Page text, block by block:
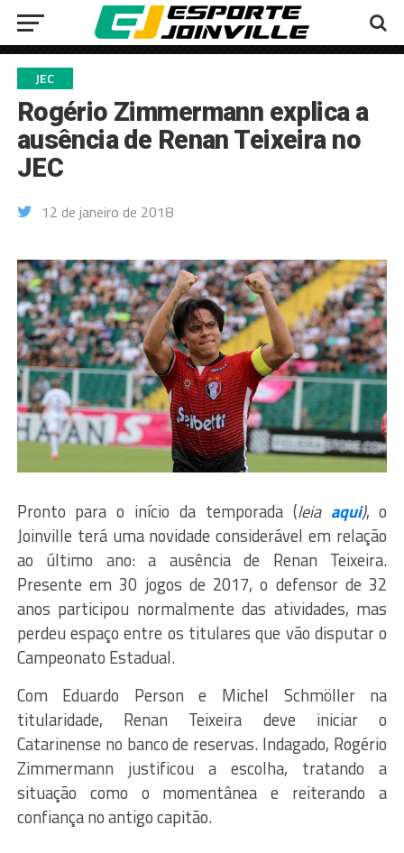
JEC
Rogério Zimmermann explica a
ausência de Renan Teixeira no
JEC
12 de janeiro de 2018
Pronto para o início da temporada (leia aqui), o
Joinville terá uma novidade considerável em relação
ao último ano: a ausência de Renan Teixeira.
Presente em 30 jogos de 2017, o defensor de 32
anos participou normalmente das atividades, mas
perdeu espaço entre os titulares que vão disputar o
Campeonato Estadual.
Com Eduardo Person e Michel Schmöller na
titularidade, Renan Teixeira deve iniciar o
Catarinense no banco de reservas. Indagado, Rogério
Zimmermann justificou a escolha, tratando a
situação como o momentânea e reiterando a
confiança no antigo capitão.